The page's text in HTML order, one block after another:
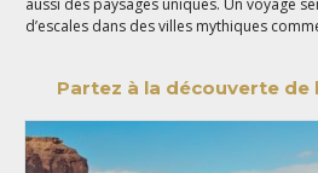
d’escales dans des villes mythiques
Partez à la découverte de